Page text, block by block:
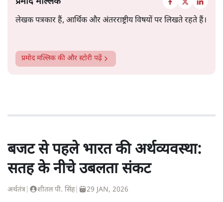
लेखक पत्रकार हैं, आर्थिक और अंतरराष्ट्रीय विषयों पर लिखते रहते हैं।
प्रमोद मल्लिक की और स्टोरी पढ़ें
बजट से पहले भारत की अर्थव्यवस्था:
सतह के नीचे उबलता संकट
अर्थतंत्र शीतल पी. सिंह| 29 JAN, 2026